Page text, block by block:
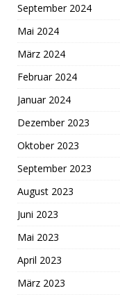
September 2024
Mai 2024
März 2024
Februar 2024
Januar 2024
Dezember 2023
Oktober 2023
September 2023
August 2023
Juni 2023
Mai 2023
April 2023
März 2023